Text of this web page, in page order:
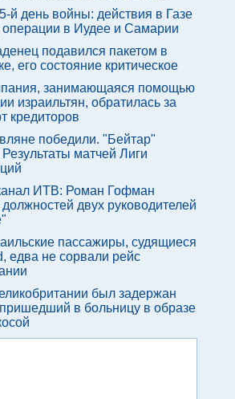
й день войны: действия в Газе
в Иудее и Самарии
подавился пакетом в
его состояние критическое
занимающаяся помощью
израильтян, обратилась за
кредиторов
победили. "Бейтар"
матчей Лиги
ИТВ: Роман Гофман
двух руководителей
пассажиры, судящиеся
едва не сорвали рейс
был задержан
в больницу в образе